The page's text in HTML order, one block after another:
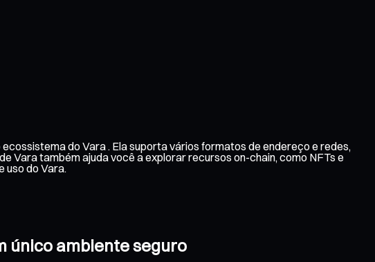
do Vara . Ela suporta vários formatos de endereço e redes,
Vara também ajuda você a explorar recursos on-chain, como NFTs e
uso do Vara.
único ambiente seguro